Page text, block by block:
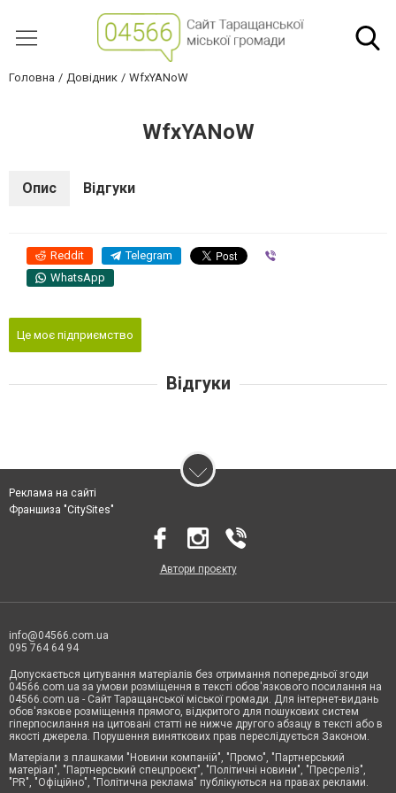
Головна Довідник WfxYANoW
WfxYANoW
Опис Відгуки
Reddit Telegram
WhatsApp
Це моє підприємство
Відгуки
Реклама на сайті
Франшиза "CitySites"
Автори проєкту
info@04566.com.ua
095 764 64 94
Допускається цитування матеріалів без отримання попередньої згоди
04566.com.ua за умови розміщення в тексті обов'язкового посилання на
04566.com.ua - Cайт Таращанської міської громади. Для інтернет-видань
обов'язкове розміщення прямого, відкритого для пошукових систем
гіперпосилання на цитовані статті не нижче другого абзацу в тексті або в
якості джерела. Порушення виняткових прав переслідується Законом.
Матеріали з плашками "Новини компаній", "Промо", "Партнерський
матеріал", "Партнерський спецпроєкт", "Політичні новини", "Пресреліз",
"PR", "Офіційно", "Політична реклама" публікуються на правах реклами.